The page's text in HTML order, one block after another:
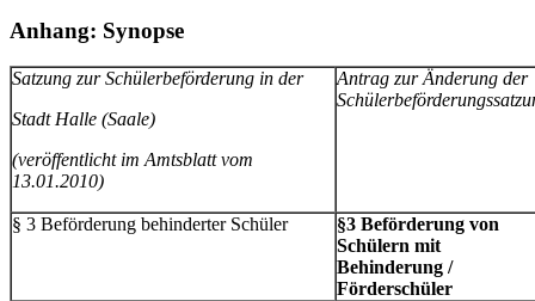
Anhang: Synopse
Satzung zur Schülerbeförderung in der
Stadt Halle (Saale)
(veröffentlicht im Amtsblatt vom
13.01.2010)
Antrag zur Änderung der
§ 3 Beförderung behinderter Schüler
§3 Beförderung von
Schülern mit
Behinderung /
Förderschüler